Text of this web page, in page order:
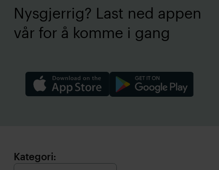
Nysgjerrig? Last ned appen
vår for å komme i gang
Kategori: